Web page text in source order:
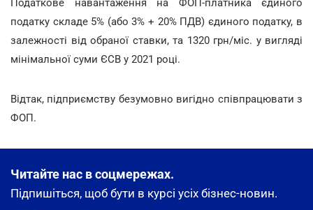
Податкове навантаження на ФОП-платника єдиного
податку складе 5% (або 3% + 20% ПДВ) єдиного податку, в
залежності від обраної ставки, та 1320 грн/міс. у вигляді
мінімальної суми ЄСВ у 2021 році.
Відтак, підприємству безумовно вигідно співпрацювати з
ФОП.
Читайте нас в соцмережах.
Підпишіться, щоб бути в курсі усіх бізнес-новин.